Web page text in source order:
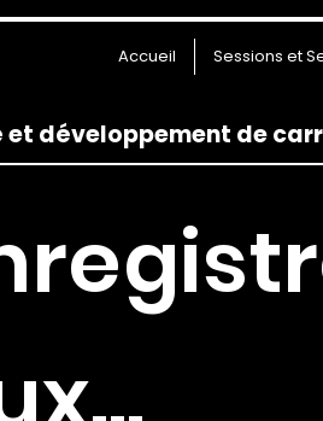
Accueil Sessions et
développement de